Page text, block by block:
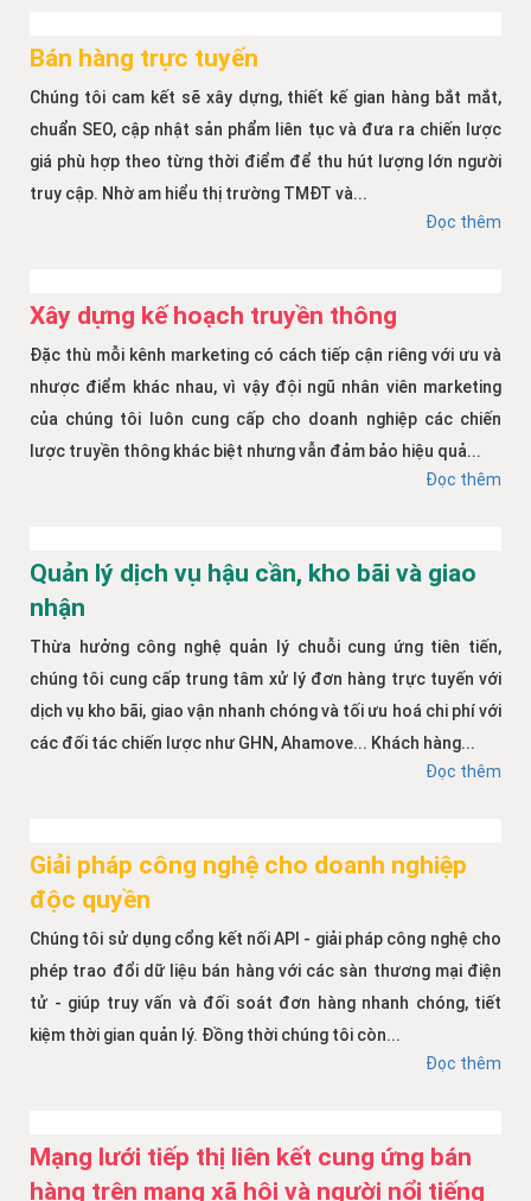
Bán hàng trực tuyến
Chúng tôi cam kết sẽ xây dựng, thiết kế gian hàng bắt mắt,
chuẩn SEO, cập nhật sản phẩm liên tục và đưa ra chiến lược
giá phù hợp theo từng thời điểm để thu hút lượng lớn người
truy cập. Nhờ am hiểu thị trường TMĐT và...
Đọc thêm
Xây dựng kế hoạch truyền thông
Đặc thù mỗi kênh marketing có cách tiếp cận riêng với ưu và
nhược điểm khác nhau, vì vậy đội ngũ nhân viên marketing
của chúng tôi luôn cung cấp cho doanh nghiệp các chiến
lược truyền thông khác biệt nhưng vẫn đảm bảo hiệu quả...
Đọc thêm
Quản lý dịch vụ hậu cần, kho bãi và giao
nhận
Thừa hưởng công nghệ quản lý chuỗi cung ứng tiên tiến,
chúng tôi cung cấp trung tâm xử lý đơn hàng trực tuyến với
dịch vụ kho bãi, giao vận nhanh chóng và tối ưu hoá chi phí với
các đối tác chiến lược như GHN, Ahamove... Khách hàng...
Đọc thêm
Giải pháp công nghệ cho doanh nghiệp
độc quyền
Chúng tôi sử dụng cổng kết nối API - giải pháp công nghệ cho
phép trao đổi dữ liệu bán hàng với các sàn thương mại điện
tử - giúp truy vấn và đối soát đơn hàng nhanh chóng, tiết
kiệm thời gian quản lý. Đồng thời chúng tôi còn...
Đọc thêm
Mạng lưới tiếp thị liên kết cung ứng bán
hàng trên mạng xã hội và người nổi tiếng